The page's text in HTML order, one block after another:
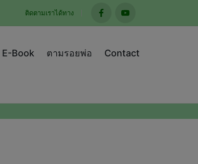
ติดตามเราได้ทาง
facebookyoutube
E-Book ตามรอยพ่อ Contact